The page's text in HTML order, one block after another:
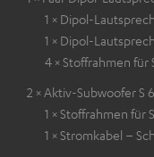
1 × Dipol-
1 × Dipol-
4 × Stoffrahmen für
2 × Aktiv-Subwoofer S
1 × Stoffrahmen für
1 × Stromkabel –